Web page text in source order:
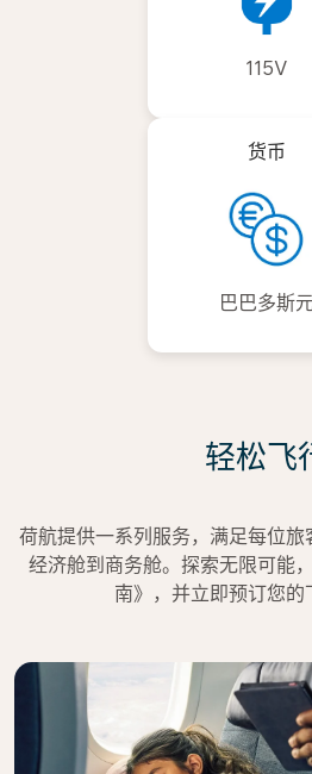
115V
货币
巴巴多斯
轻松飞
荷航提供一系列服务，满足每位
经济舱到商务舱。探索无限可能
南》，并立即预订您的